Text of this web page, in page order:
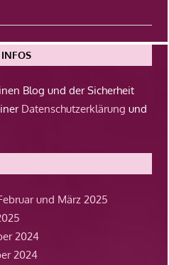
Blog und der Sicherheit
Datenschutzerklärung und
und März 2025
2024
2024